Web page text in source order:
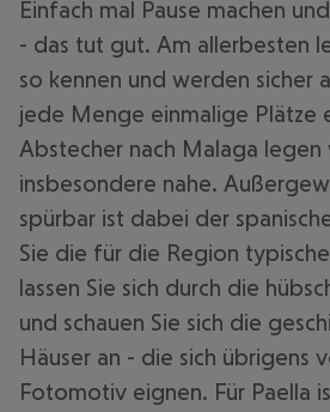
Einfach mal Pause machen
- das tut gut. Am allerbesten
so kennen und werden sicher
jede Menge einmalige Plätze
Abstecher nach Malaga legen
insbesondere nahe.
spürbar ist dabei der
Sie die für die Region
lassen Sie sich durch die
und schauen Sie sich die
Häuser an - die sich übrigens
Fotomotiv eignen. Für Paella